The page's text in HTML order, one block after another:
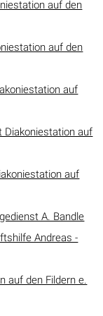
auf den
auf den
auf
Diakoniestation auf
auf
A. Bandle
Andreas -
auf den Fildern e.